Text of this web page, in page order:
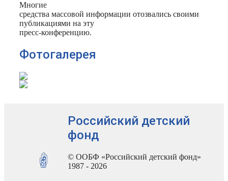
Многие
средства массовой информации отозвались своими
публикациями на эту
пресс-конференцию.
Фотогалерея
Российский детский
фонд
© ООБФ «Российский детский фонд»
1987 - 2026